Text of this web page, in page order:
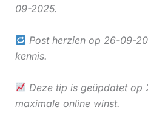
09-2025.
Post herzien op 26-09-
kennis.
Deze tip is geüpdatet
maximale online winst.